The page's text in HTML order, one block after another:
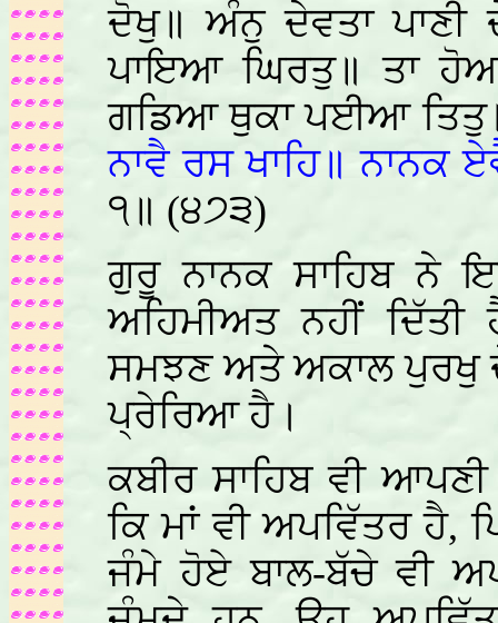
ਦੋਖੁ॥ ਅੰਨੁ ਦੇਵਤਾ ਪਾਣੀ
ਪਾਇਆ ਘਿਰਤੁ॥ ਤਾ
ਗਡਿਆ ਥੁਕਾ ਪਈਆ
ਨਾਵੈ ਰਸ ਖਾਹਿ॥ ਨਾਨਕ
੧॥ (੪੭੩)
ਗੁਰੂ ਨਾਨਕ ਸਾਹਿਬ ਨੇ
ਅਹਿਮੀਅਤ ਨਹੀਂ
ਸਮਝਣ ਅਤੇ ਅਕਾਲ ਪੁਰਖੁ
ਪ੍ਰੇਰਿਆ ਹੈ।
ਕਬੀਰ ਸਾਹਿਬ ਵੀ
ਕਿ ਮਾਂ ਵੀ ਅਪਵਿੱਤਰ ਹੈ,
ਜੰਮੇ ਹੋਏ ਬਾਲ-ਬੱਚੇ ਵੀ